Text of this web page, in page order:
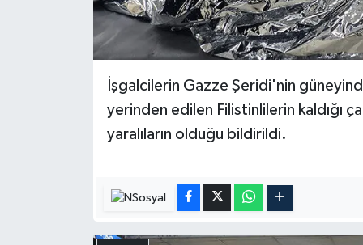
İşgalcilerin Gazze Şeridi'nin
yerinden edilen Filistinlilerin kaldığı
yaralıların olduğu bildirildi.
Manisa Müftülüğü
Mardin Müftülüğü
Mersin Müftülüğü
Muğla Müftülüğü